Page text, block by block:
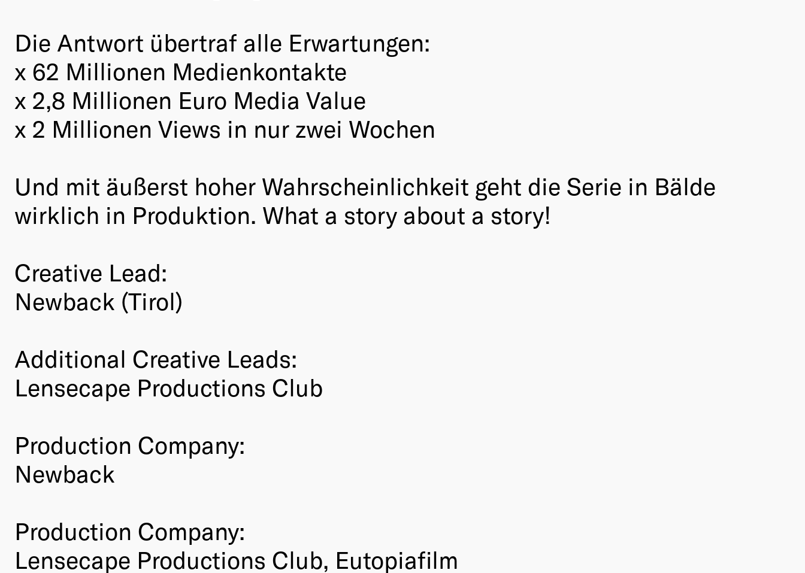
Die Antwort übertraf alle Erwartungen:
x 62 Millionen Medienkontakte
x 2,8 Millionen Euro Media Value
x 2 Millionen Views in nur zwei Wochen
Und mit äußerst hoher Wahrscheinlichkeit geht die Serie in Bälde
wirklich in Produktion. What a story about a story!
Creative Lead:
Newback (Tirol)
Additional Creative Leads:
Lensecape Productions Club
Production Company:
Newback
Production Company:
Lensecape Productions Club, Eutopiafilm